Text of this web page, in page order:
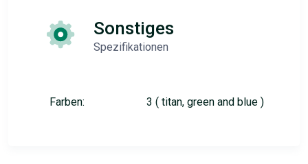
Sonstiges
Spezifikationen
Farben: 3 ( titan, green and blue )